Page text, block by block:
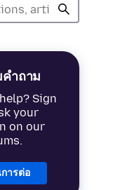
คำถาม
Sign
your
on our
ารต่อ